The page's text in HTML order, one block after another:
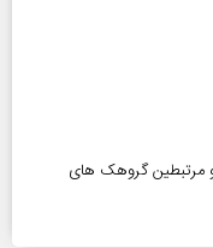
شاخص و مرتبطین گروهک های